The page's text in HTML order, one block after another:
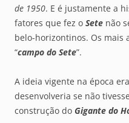
de 1950. E é justamente a
fatores que fez o Sete não
belo-horizontinos. Os mais
“campo do Sete”.
A ideia vigente na época
desenvolveria se não
construção do Gigante do